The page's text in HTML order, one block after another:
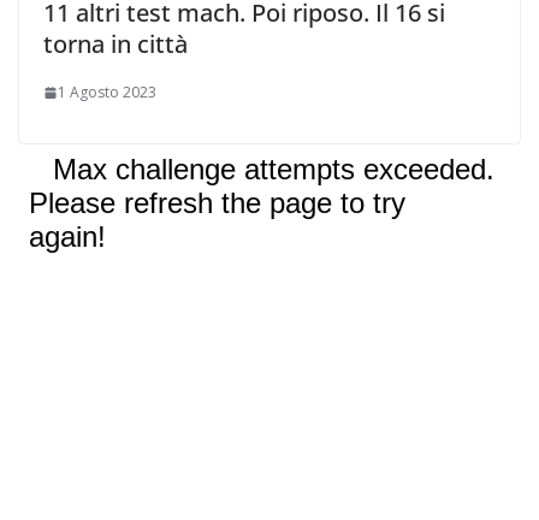
11 altri test mach. Poi riposo. Il 16 si
torna in città
1 Agosto 2023